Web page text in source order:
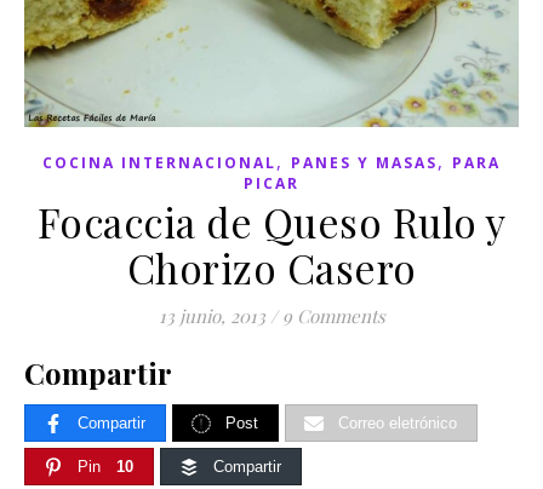
COCINA INTERNACIONAL, PANES Y MASAS, PARA
PICAR
Focaccia de Queso Rulo y
Chorizo Casero
13 junio, 2013 / 9 Comments
Compartir
Compartir Post Correo eletrónico
Pin 10 Compartir